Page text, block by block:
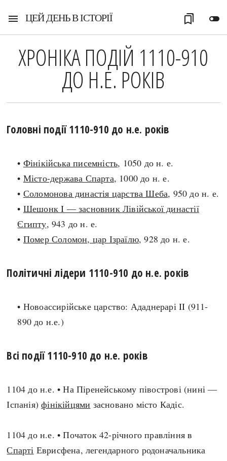
menu ЦЕЙ ДЕНЬ В ІСТОРІЇ toggle_off
bookmarks
СЬОГОДНІ
ЗАГОЛОВКИ
ВИ (НЕ) ЗНАЛИ
ПОДКАСТИ
НОТА БЕНЕ
ІНФОГРАФІКА
МОЯ ІСТОРІЯ
Рубрики
Авіація і космонавтика
Україна
Княжа доба
ХРОНІКА ПОДІЙ 1110-910
ДО Н.Е. РОКІВ
Головні події 1110-910 до н.е. років
• Фінікійська писемність, 1050 до н. е.
• Місто-держава Спарта, 1000 до н. е.
• Соломонова династія царства Шеба, 950 до н. е.
• Шешонк I — засновник Лівійської династії
Єгипту, 943 до н. е.
• Помер Соломон, цар Ізраїлю, 928 до н. е.
Політичні лідери 1110-910 до н.е. років
• Новоассирійське царство: Ададнерарі II (911-
890 до н.е.)
Всі події 1110-910 до н.е. років
1104 до н.е. • На Піренейському півострові (нині —
Іспанія)фінікійцями засновано місто Кадіс.
1104 до н.е. • Початок 42-річного правління в
Спарті Еврисфена, легендарного родоначальника